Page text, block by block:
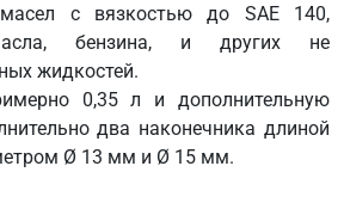
масел с вязкостью до SAE 140,
бензина, и других не
жидкостей.
0,35 л и дополнительную
два наконечника длиной
Ø 13 мм и Ø 15 мм.